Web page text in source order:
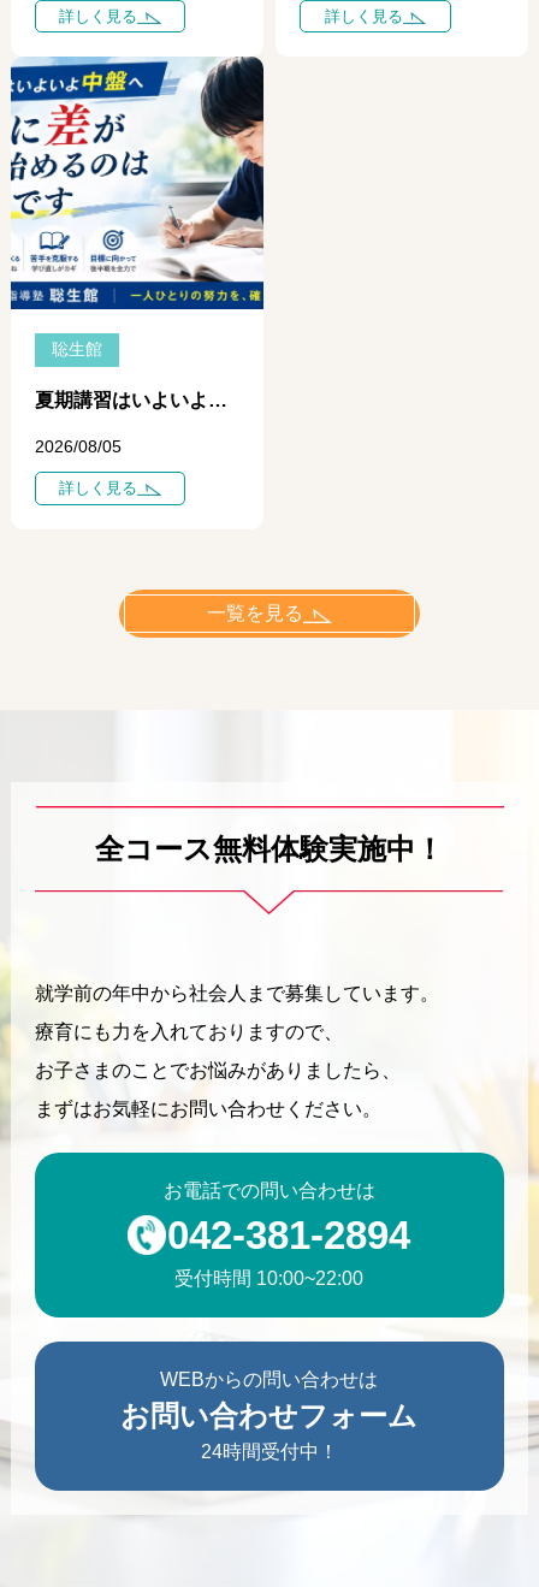
詳しく見る 詳しく見る
聡生館
夏期講習はいよいよ中盤へ ― 学力に差がつき始めるのは「今」です ―
2026/08/05
詳しく見る
一覧を見る
全コース無料体験実施中！
就学前の年中から社会人まで募集しています。
療育にも力を入れておりますので、
お子さまのことでお悩みがありましたら、
まずはお気軽にお問い合わせください。
お電話での問い合わせは
042-381-2894
受付時間 10:00~22:00
WEBからの問い合わせは
お問い合わせフォーム
24時間受付中！